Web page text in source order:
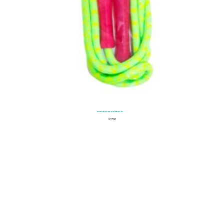
Cuerda Para Saltar 2M
$2.700